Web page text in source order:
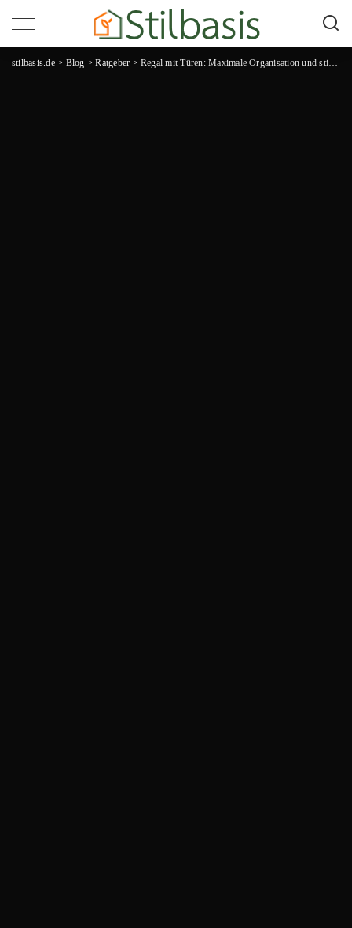
stilbasis.de> Blog >Ratgeber > Regal mit Türen: Maximale Organisation und stilvolle Aufbewahrungslösungen